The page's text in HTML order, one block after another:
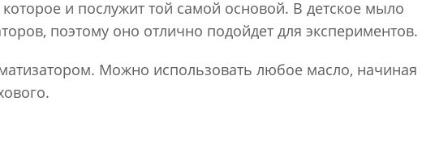
и послужит той самой основой. В детское мыло
поэтому оно отлично подойдет для экспериментов.
Можно использовать любое масло, начиная